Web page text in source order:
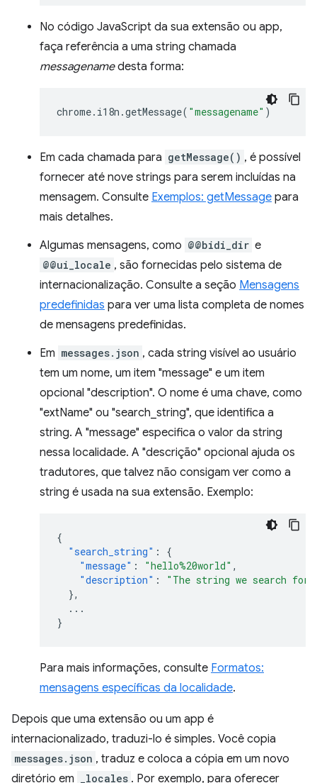
No código JavaScript da sua extensão ou app,
faça referência a uma string chamada
messagenamedesta forma:
chrome. i18n .getMessage( "messagename" )
Em cada chamada para getMessage() , é possível
fornecer até nove strings para serem incluídas na
mensagem. Consulte Exemplos: getMessage para
mais detalhes.
Algumas mensagens, como @@bidi_dir e
@@ui_locale , são fornecidas pelo sistema de
internacionalização. Consulte a seção Mensagens
predefinidas para ver uma lista completa de nomes
de mensagens predefinidas.
Em messages.json , cada string visível ao usuário
tem um nome, um item "message" e um item
opcional "description". O nome é uma chave, como
"extName" ou "search_string", que identifica a
string. A "message" especifica o valor da string
nessa localidade. A "descrição" opcional ajuda os
tradutores, que talvez não consigam ver como a
string é usada na sua extensão. Exemplo:
{
"search_string" :
{
"message" : "hello%20world" ,
"description" :
"The string we search for.
},
...
}
Para mais informações, consulte Formatos:
mensagens específicas da localidade.
Depois que uma extensão ou um app é
internacionalizado, traduzi-lo é simples. Você copia
messages.json , traduz e coloca a cópia em um novo
diretório em
_locales . Por exemplo, para oferecer